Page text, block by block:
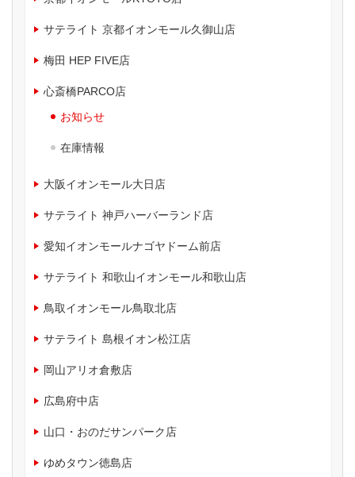
サテライト 京都イオンモール久御山店
梅田 HEP FIVE店
心斎橋PARCO店
お知らせ
在庫情報
大阪イオンモール大日店
サテライト 神戸ハーバーランド店
愛知イオンモールナゴヤドーム前店
サテライト 和歌山イオンモール和歌山店
鳥取イオンモール鳥取北店
サテライト 島根イオン松江店
岡山アリオ倉敷店
広島府中店
山口・おのだサンパーク店
ゆめタウン徳島店